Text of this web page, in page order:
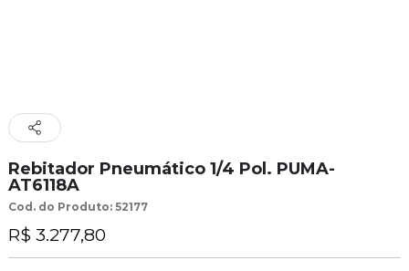
Rebitador Pneumático 1/4 Pol. PUMA-
AT6118A
Cod. do Produto: 52177
R$ 3.277,80